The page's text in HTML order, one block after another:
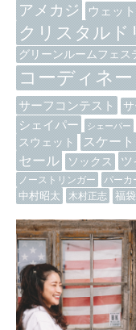
アメカジ ウェッ
クリスタルド
グリーンルームフェス
コーディネー
サーフコンテスト
シェイパー シェーパー
スウェット スケート
セール ソックス ツ
ノーストリンガー パーカ
中村昭太 木村正志 福袋